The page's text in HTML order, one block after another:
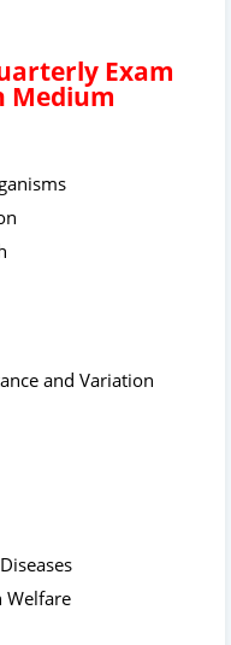
Exam
Medium
and Variation
Welfare